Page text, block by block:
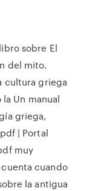
sobre El
del mito.
cultura griega
la Un manual
griega,
| Portal
muy
cuando
la antigua